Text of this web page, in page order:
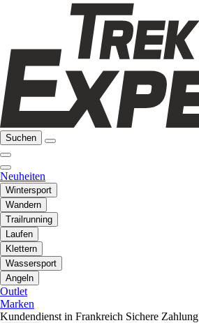
Suchen
Neuheiten
Wintersport
Wandern
Trailrunning
Laufen
Klettern
Wassersport
Angeln
Outlet
Marken
Kundendienst in Frankreich Sichere Zahlung